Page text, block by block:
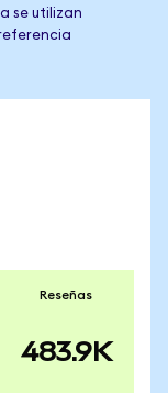
se utilizan
Reseñas
483.9K